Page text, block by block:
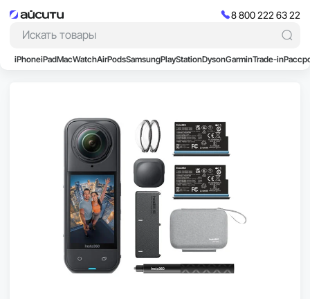
8 800 222 63 22
iPhoneiPadMacWatchAirPodsSamsungPlayStationDysonGarminTrade-in